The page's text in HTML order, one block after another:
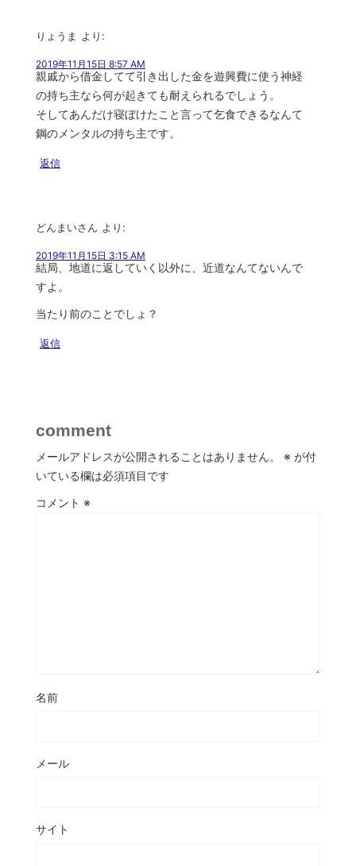
りょうま より:
2019年11月15日 8:57 AM
親戚から借金してて引き出した金を遊興費に使う神経
の持ち主なら何が起きても耐えられるでしょう。
そしてあんだけ寝ぼけたこと言って乞食できるなんて
鋼のメンタルの持ち主です。
返信
どんまいさん より:
2019年11月15日 3:15 AM
結局、地道に返していく以外に、近道なんてないんで
すよ。
当たり前のことでしょ？
返信
comment
メールアドレスが公開されることはありません。 ※ が付
いている欄は必須項目です
コメント ※
名前
メール
サイト